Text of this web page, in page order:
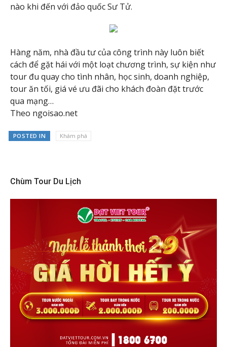
nào khi đến với đảo quốc Sư Tử.
Hàng năm, nhà đầu tư của công trình này luôn biết
cách để gặt hái với một loạt chương trình, sự kiện như
tour đu quay cho tình nhân, học sinh, doanh nghiệp,
tour ăn tối, giá vé ưu đãi cho khách đoàn đặt trước
qua mạng…
Theo ngoisao.net
POSTED IN Khám phá
Chùm Tour Du Lịch